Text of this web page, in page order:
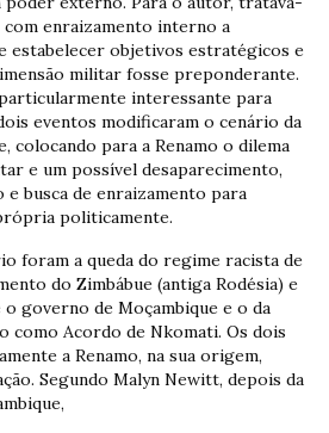
com enraizamento interno a
estabelecer objetivos estratégicos e
militar fosse preponderante.
interessante para
eventos modificaram o cenário da
colocando para a Renamo o dilema
e um possível desaparecimento,
e busca de enraizamento para
politicamente.
foram a queda do regime racista de
do Zimbábue (antiga Rodésia) e
governo de Moçambique e o da
como Acordo de Nkomati. Os dois
a Renamo, na sua origem,
Segundo Malyn Newitt, depois da